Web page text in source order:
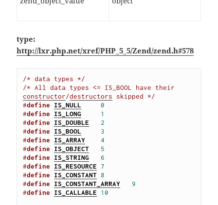
type:
http://lxr.php.net/xref/PHP_5_5/Zend/zend.h#578
/* data types */
constructor/destructors skipped */
#define IS_NULL
0
#define IS_LONG
1
#define IS_DOUBLE
2
#define IS_BOOL
3
#define IS_ARRAY
4
#define IS_OBJECT
5
#define IS_STRING
6
#define IS_RESOURCE
7
#define IS_CONSTANT 8
#define IS_CONSTANT_ARRAY
9
#define IS_CALLABLE 10